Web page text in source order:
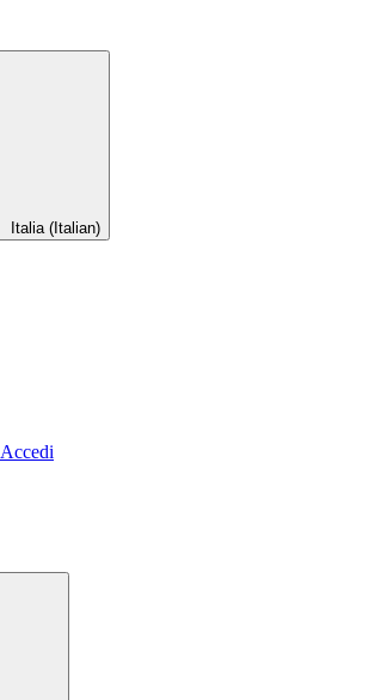
Italia (Italian)
Accedi